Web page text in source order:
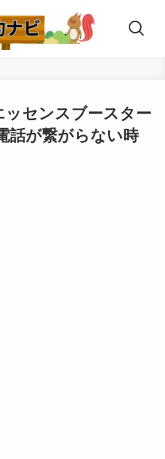
センスブースター
話が繋がらない時